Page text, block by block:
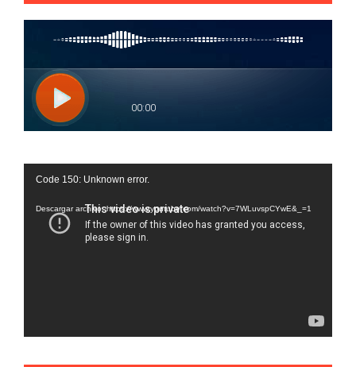
Reproductor
vídeo
Code 150: Unknown error.
Descargar archivo: https://www.youtube.com/watch?v=7WLuvspCYwE&_=1